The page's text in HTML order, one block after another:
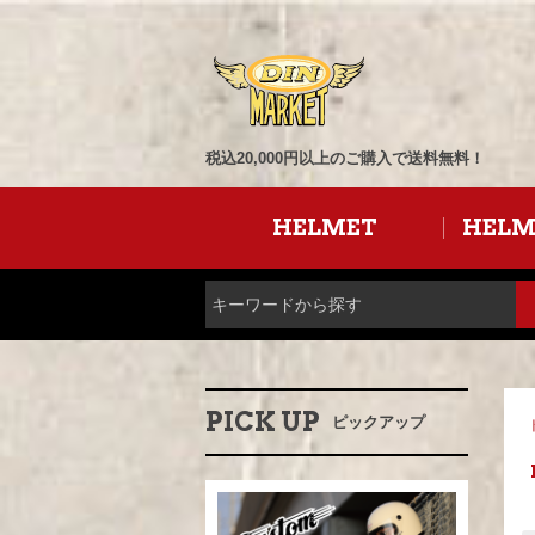
税込20,000円以上のご購入で送料無料！
HELMET
PICK UP ピックアップ